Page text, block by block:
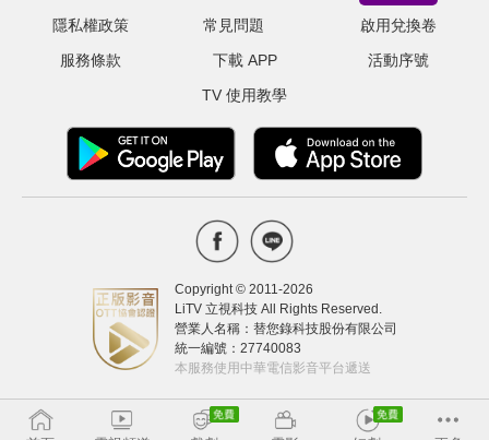
隱私權政策
服務條款
常見問題
下載 APP
TV 使用教學
啟用兌換卷
活動序號
Copyright © 2011-2026
LiTV 立視科技 All Rights Reserved.
營業人名稱：替您錄科技股份有限公司
統一編號：27740083
本服務使用中華電信影音平台遞送